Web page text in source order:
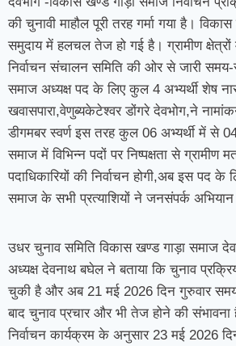
की चुनावी माहौल पूरी तरह गर्मा गया है।
समुदाय में हलचल तेज हो गई है। ग्रामीण
निर्वाचन संचालन समिति की ओर से जारी
समाज अध्यक्ष पद के लिए कुल 4 अभ्यर्थी शेष
खवासपारा,वेणुब्यकेटेश्वर डोंगरे देवभोग,ने
डीगमबर स्वर्ण इस तरह कुल 06 अभ्यर्थी में से
समाज में विभिन्न पदों पर निष्पक्षता से ग्रामीण
पदाधिकारियों की निर्वाचन होगी,अब इस पद
समाज के सभी प्रत्याशियों ने जनसंपर्क
उधर चुनाव समिति विकास खण्ड गाड़ा समाज
अध्यक्ष देवनाथ बघेल ने बताया कि चुनाव
चुकी है और अब 21 मई 2026 दिन गुरुवार समय
बाद चुनाव प्रचार और भी तेज होने की संभावना
निर्वाचन कार्यक्रम के अनुसार 23 मई 2026